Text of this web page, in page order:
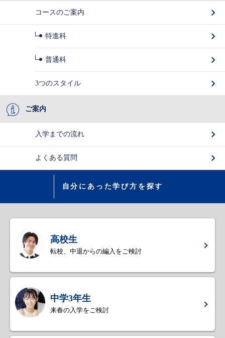
コースのご案内
特進科
普通科
3つのスタイル
ご案内
入学までの流れ
よくある質問
自分にあった学び方を探す
高校生
転校、中退からの編入をご検討
中学3年生
来春の入学をご検討